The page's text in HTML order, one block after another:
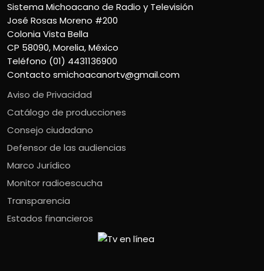
Sistema Michoacano de Radio y Televisión
José Rosas Moreno #200
Colonia Vista Bella
CP 58090, Morelia, México
Teléfono (01) 4431136900
Contacto smichoacanortv@gmail.com
Aviso de Privacidad
Catálogo de producciones
Consejo ciudadano
Defensor de las audiencias
Marco Jurídico
Monitor radioescucha
Transparencia
Estados financieros